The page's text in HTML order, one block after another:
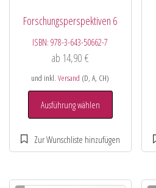
Forschungsperspektiven 6
ISBN:978-3-643-50662-7
ab 14,90€
und inkl.Versand (D, A, CH)
Ausführung wählen